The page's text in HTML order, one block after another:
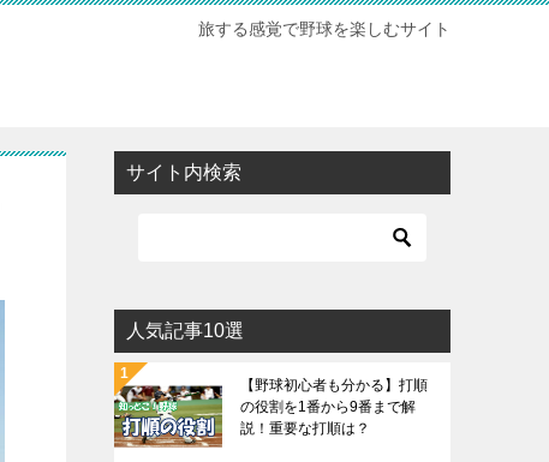
旅する感覚で野球を楽しむサイト
サイト内検索
人気記事10選
【野球初心者も分かる】打順
の役割を1番から9番まで解
説！重要な打順は？